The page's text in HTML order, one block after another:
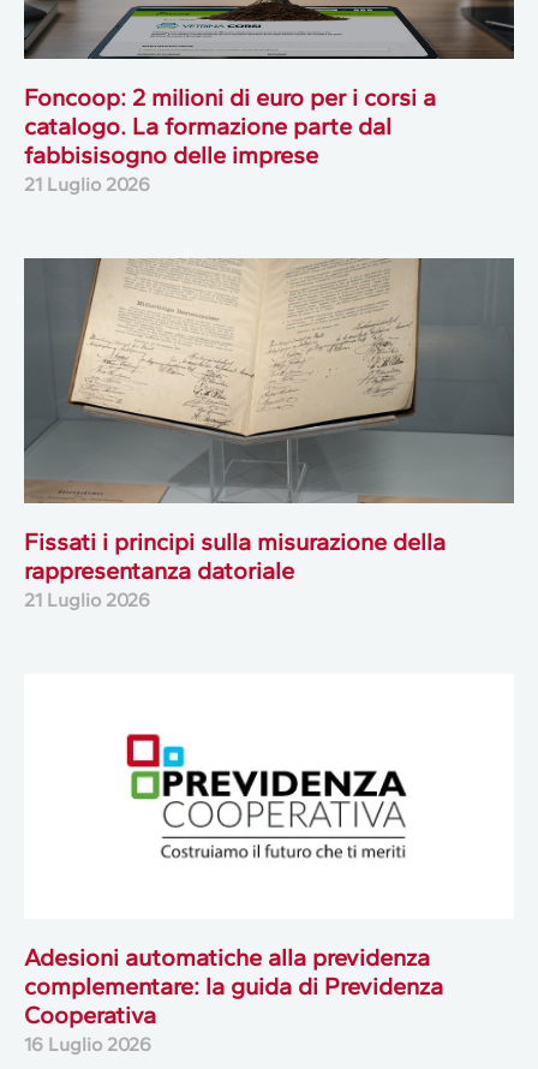
Foncoop: 2 milioni di euro per i corsi a
catalogo. La formazione parte dal
fabbisisogno delle imprese
21 Luglio 2026
Fissati i principi sulla misurazione della
rappresentanza datoriale
21 Luglio 2026
Adesioni automatiche alla previdenza
complementare: la guida di Previdenza
Cooperativa
16 Luglio 2026